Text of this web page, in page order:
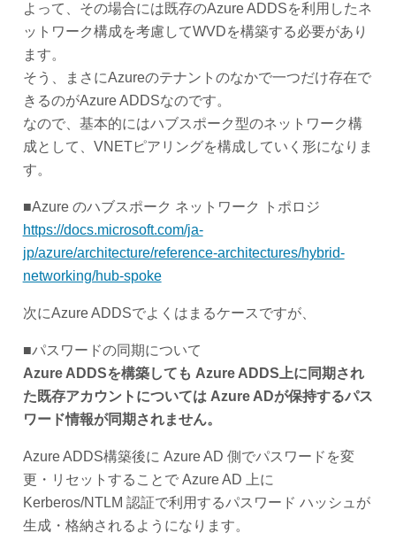
よって、その場合には既存のAzure ADDSを利用したネ
ットワーク構成を考慮してWVDを構築する必要があり
ます。
そう、まさにAzureのテナントのなかで一つだけ存在で
きるのがAzure ADDSなのです。
なので、基本的にはハブスポーク型のネットワーク構
成として、VNETピアリングを構成していく形になりま
す。
■Azure のハブスポーク ネットワーク トポロジ
https://docs.microsoft.com/ja-
jp/azure/architecture/reference-architectures/hybrid-
networking/hub-spoke
次にAzure ADDSでよくはまるケースですが、
■パスワードの同期について
Azure ADDSを構築しても Azure ADDS上に同期され
た既存アカウントについては Azure ADが保持するパス
ワード情報が同期されません。
Azure ADDS構築後に Azure AD 側でパスワードを変
更・リセットすることで Azure AD 上に
Kerberos/NTLM 認証で利用するパスワード ハッシュが
生成・格納されるようになります。